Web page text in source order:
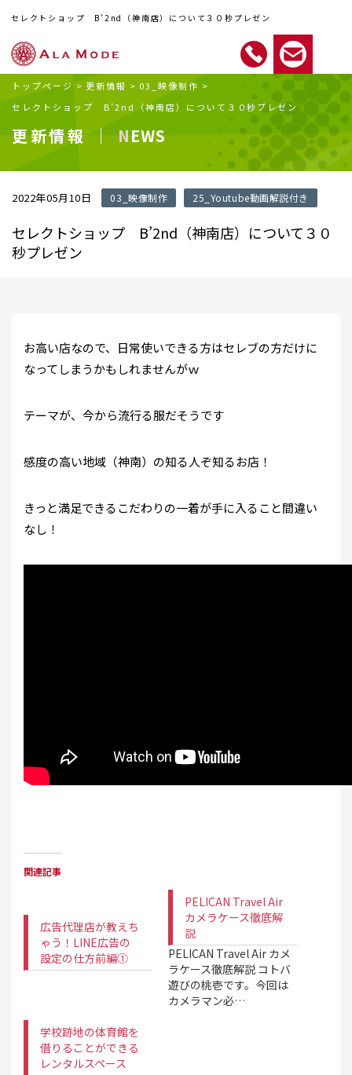
セレクトショップ B’2nd（神南店）について３０秒プレゼン
トップページ > 更新情報 > 03_映像制作 >
セレクトショップ B’2nd（神南店）について３０秒プレゼン
更新情報 ｜ NEWS
2022年05月10日 03_映像制作 25_Youtube動画解説付き
セレクトショップ B’2nd（神南店）について３０
秒プレゼン
お高い店なので、日常使いできる方はセレブの方だけに
なってしまうかもしれませんがｗ
テーマが、今から流行る服だそうです
感度の高い地域（神南）の知る人ぞ知るお店！
きっと満足できるこだわりの一着が手に入ること間違い
なし！
関連記事
広告代理店が教えち
ゃう！LINE広告の
設定の仕方前編①
PELICAN Travel Air
カメラケース徹底解
説
PELICAN Travel Air カメ
ラケース徹底解説 コトバ
遊びの桃壱です。今回は
カメラマン必…
学校跡地の体育館を
借りることができる
レンタルスペース